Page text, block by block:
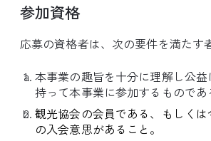
参加資格
応募の資格者は、次の要件を満たす
本事業の趣旨を十分に理解し公益
持って本事業に参加するものであ
観光協会の会員である、もしく
の入会意思があること。